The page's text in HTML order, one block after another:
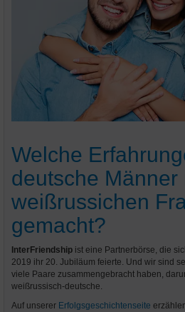
Welche
deutsche Männer
weißrussichen
gemacht?
InterFriendship ist eine Partnerbörse, die
2019 ihr 20. Jubiläum feierte. Und wir sind
viele Paare zusammengebracht haben,
weißrussisch-deutsche.
Auf unserer Erfolgsgeschichtenseite